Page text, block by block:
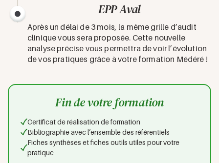
EPP Aval
Après un délai de 3 mois, la même grille d’audit
clinique vous sera proposée. Cette nouvelle
analyse précise vous permettra de voir l’évolution
de vos pratiques grâce à votre formation Médéré !
Fin de votre formation
Certificat de réalisation de formation
Bibliographie avec l’ensemble des référentiels
Fiches synthèses et fiches outils utiles pour votre
pratique